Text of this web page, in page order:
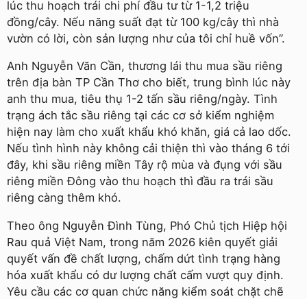
lúc thu hoạch trái chi phí đầu tư từ 1-1,2 triệu
đồng/cây. Nếu năng suất đạt từ 100 kg/cây thì nhà
vườn có lời, còn sản lượng như của tôi chỉ huề vốn”.
Anh Nguyễn Văn Cần, thương lái thu mua sầu riêng
trên địa bàn TP Cần Thơ cho biết, trung bình lúc này
anh thu mua, tiêu thụ 1-2 tấn sầu riêng/ngày. Tình
trạng ách tắc sầu riêng tại các cơ sở kiểm nghiệm
hiện nay làm cho xuất khẩu khó khăn, giá cả lao dốc.
Nếu tình hình này không cải thiện thì vào tháng 6 tới
đây, khi sầu riêng miền Tây rộ mùa và đụng với sầu
riêng miền Đông vào thu hoạch thì đầu ra trái sầu
riêng càng thêm khó.
Theo ông Nguyễn Đình Tùng, Phó Chủ tịch Hiệp hội
Rau quả Việt Nam, trong năm 2026 kiên quyết giải
quyết vấn đề chất lượng, chấm dứt tình trạng hàng
hóa xuất khẩu có dư lượng chất cấm vượt quy định.
Yêu cầu các cơ quan chức năng kiểm soát chặt chẽ